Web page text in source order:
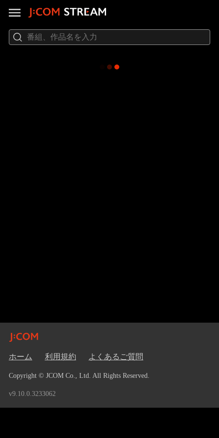
ホーム 利用規約 よくあるご質問
Copyright © JCOM Co., Ltd. All Rights Reserved.
v9.10.0.3233062